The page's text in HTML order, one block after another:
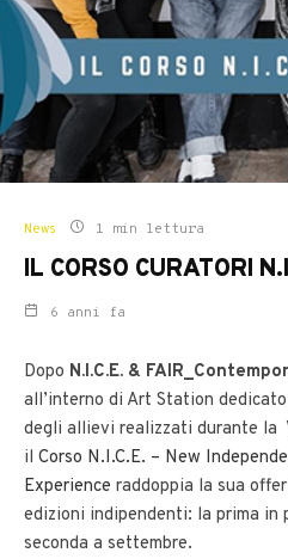
News 1 min lettura
IL CORSO CURATORI
6 anni fa
Dopo N.I.C.E. &
all’interno di Art Station
degli allievi realizzati durante la
il Corso N.I.C.E. – New
Experience raddoppia la sua
edizioni indipendenti: la prima in
seconda a settembre.